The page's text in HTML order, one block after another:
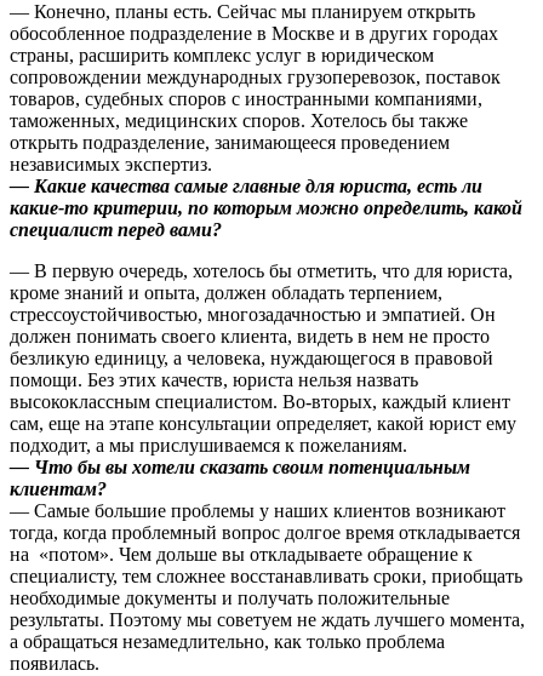
— Конечно, планы есть. Сейчас мы планируем открыть
обособленное подразделение в Москве и в других городах
страны, расширить комплекс услуг в юридическом
сопровождении международных грузоперевозок, поставок
товаров, судебных споров с иностранными компаниями,
таможенных, медицинских споров. Хотелось бы также
открыть подразделение, занимающееся проведением
независимых экспертиз.
— Какие качества самые главные для юриста, есть ли
какие-то критерии, по которым можно определить, какой
специалист перед вами?
— В первую очередь, хотелось бы отметить, что для юриста,
кроме знаний и опыта, должен обладать терпением,
стрессоустойчивостью, многозадачностью и эмпатией. Он
должен понимать своего клиента, видеть в нем не просто
безликую единицу, а человека, нуждающегося в правовой
помощи. Без этих качеств, юриста нельзя назвать
высококлассным специалистом. Во-вторых, каждый клиент
сам, еще на этапе консультации определяет, какой юрист ему
подходит, а мы прислушиваемся к пожеланиям.
— Что бы вы хотели сказать своим потенциальным
клиентам?
— Самые большие проблемы у наших клиентов возникают
тогда, когда проблемный вопрос долгое время откладывается
на «потом». Чем дольше вы откладываете обращение к
специалисту, тем сложнее восстанавливать сроки, приобщать
необходимые документы и получать положительные
результаты. Поэтому мы советуем не ждать лучшего момента,
а обращаться незамедлительно, как только проблема
появилась.